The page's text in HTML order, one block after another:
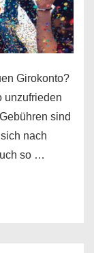
Girokonto?
unzufrieden
sind
nach
so …